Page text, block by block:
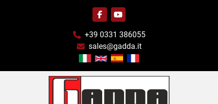
facebookyoutube
+39 0331 386055
sales@gadda.it